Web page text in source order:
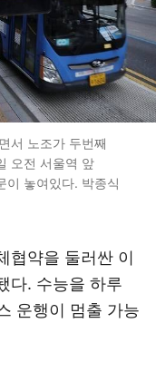
서 노조가 두번째
오전 서울역 앞
이 놓여있다. 박종식
협약을 둘러싼 이
다. 수능을 하루
운행이 멈출 가능